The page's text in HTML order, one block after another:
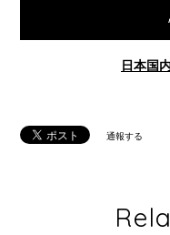
日本国
通報する